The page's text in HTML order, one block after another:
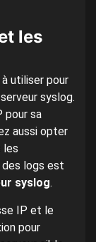
les
utiliser pour
syslog.
pour sa
aussi opter
les
logs est
syslog.
IP et le
pour